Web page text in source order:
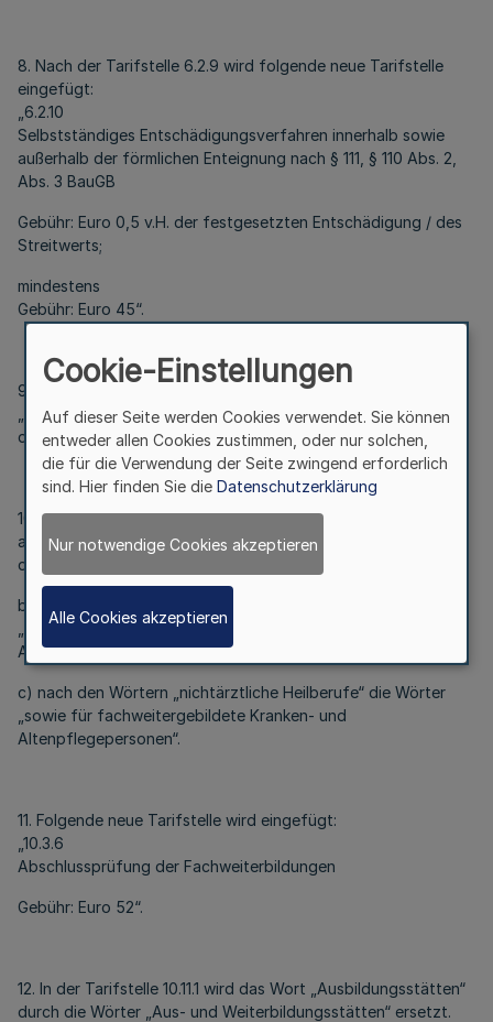
8. Nach der Tarifstelle 6.2.9 wird folgende neue Tarifstelle
eingefügt:
„6.2.10
Selbstständiges Entschädigungsverfahren innerhalb sowie
außerhalb der förmlichen Enteignung nach § 111, § 110 Abs. 2,
Abs. 3 BauGB
Gebühr: Euro 0,5 v.H. der festgesetzten Entschädigung / des
Streitwerts;
mindestens
Gebühr: Euro 45“.
9. Die Tarifstelle 10.3 erhält folgende neue Überschrift:
„Nichtärztliche Heilberufe, Familienpflege und Helferberufe in
der Pflege“.
10. In der Tarifstelle 10.3.1 werden eingefügt
a) nach dem Wort „Krankenpflegepersonen“ ein Komma und
das Wort „Altenpflegepersonen“,
b) nach dem Wort „Podologen“ ein Komma und die Wörter
„Krankenpflegehelfer, Krankenpflegeassistenten,
Altenpflegehelfer, Familienpfleger“ und
c) nach den Wörtern „nichtärztliche Heilberufe“ die Wörter
„sowie für fachweitergebildete Kranken- und
Altenpflegepersonen“.
11. Folgende neue Tarifstelle wird eingefügt:
„10.3.6
Abschlussprüfung der Fachweiterbildungen
Gebühr: Euro 52“.
12. In der Tarifstelle 10.11.1 wird das Wort „Ausbildungsstätten“
durch die Wörter „Aus- und Weiterbildungsstätten“ ersetzt.
Cookie-Einstellungen
Auf dieser Seite werden Cookies verwendet. Sie können
entweder allen Cookies zustimmen, oder nur solchen,
die für die Verwendung der Seite zwingend erforderlich
sind. Hier finden Sie die Datenschutzerklärung
Nur notwendige Cookies akzeptieren
Alle Cookies akzeptieren